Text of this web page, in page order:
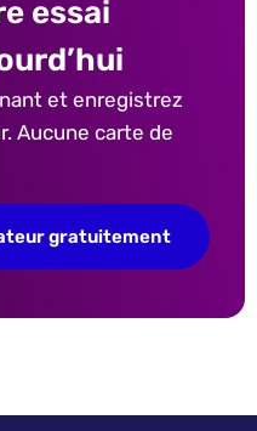
essai
et enregistrez
Aucune carte de
gratuitement